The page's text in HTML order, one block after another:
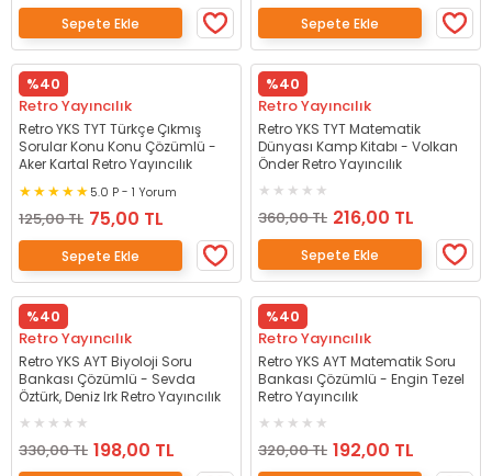
Sepete Ekle Sepete Ekle
%40
Retro Yayıncılık
Retro YKS TYT Türkçe Çıkmış
Sorular Konu Konu Çözümlü -
Aker Kartal Retro Yayıncılık
5.0 P - 1 Yorum
125,00 TL 75,00 TL
Sepete Ekle
%40
Retro Yayıncılık
Retro YKS TYT Matematik
Dünyası Kamp Kitabı - Volkan
Önder Retro Yayıncılık
360,00 TL 216,00 TL
Sepete Ekle
%40
Retro Yayıncılık
Retro YKS AYT Biyoloji Soru
Bankası Çözümlü - Sevda
Öztürk, Deniz Irk Retro Yayıncılık
330,00 TL 198,00 TL
%40
Retro Yayıncılık
Retro YKS AYT Matematik Soru
Bankası Çözümlü - Engin Tezel
Retro Yayıncılık
320,00 TL 192,00 TL